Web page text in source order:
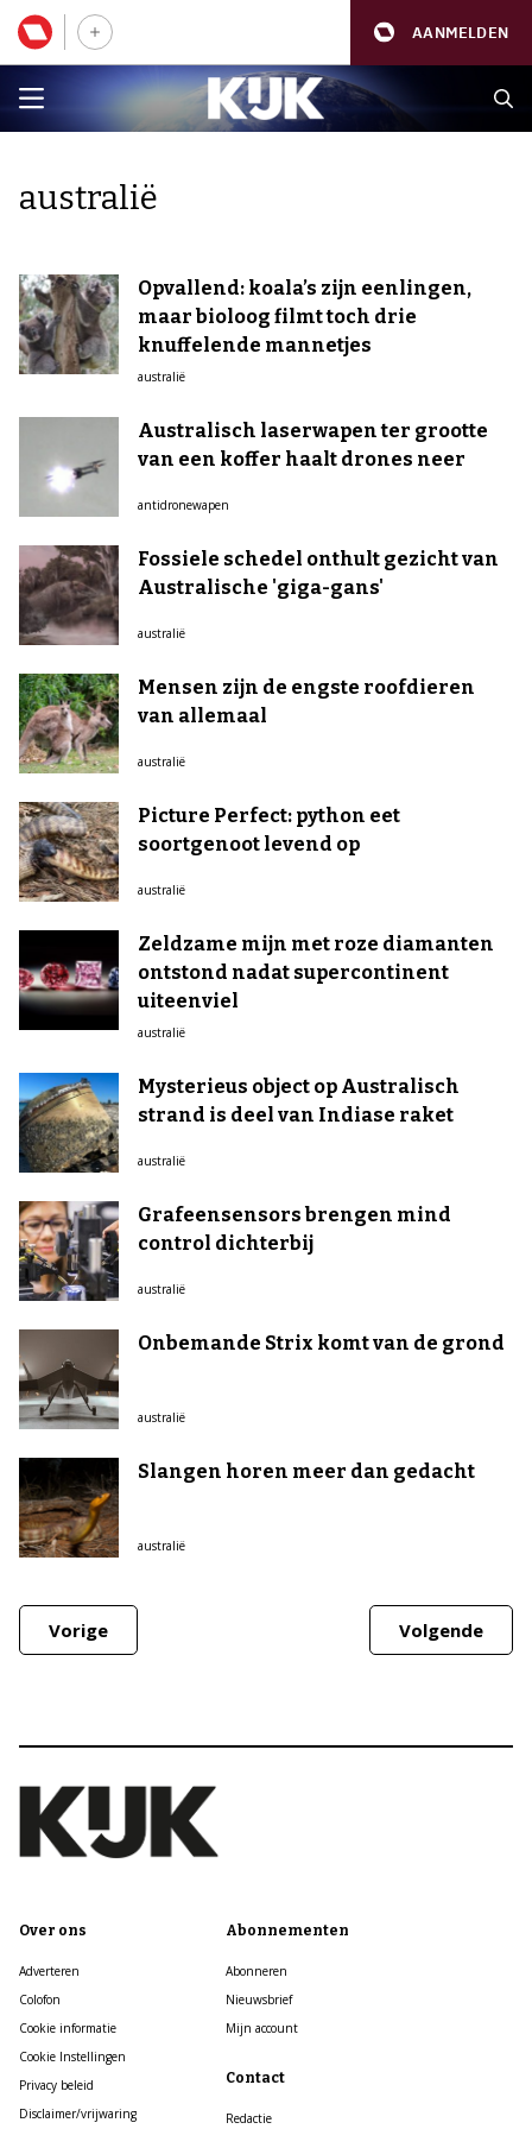
AANMELDEN
australië
Opvallend: koala’s zijn eenlingen,
maar bioloog filmt toch drie
knuffelende mannetjes
australië
Australisch laserwapen ter grootte
van een koffer haalt drones neer
antidronewapen
Fossiele schedel onthult gezicht van
Australische 'giga-gans'
australië
Mensen zijn de engste roofdieren
van allemaal
australië
Picture Perfect: python eet
soortgenoot levend op
australië
Zeldzame mijn met roze diamanten
ontstond nadat supercontinent
uiteenviel
australië
Mysterieus object op Australisch
strand is deel van Indiase raket
australië
Grafeensensors brengen mind
control dichterbij
australië
Onbemande Strix komt van de grond
australië
Slangen horen meer dan gedacht
australië
Vorige Volgende
Over ons
Adverteren
Colofon
Cookie informatie
Cookie Instellingen
Privacy beleid
Disclaimer/vrijwaring
Abonnementen
Abonneren
Nieuwsbrief
Mijn account
Contact
Redactie